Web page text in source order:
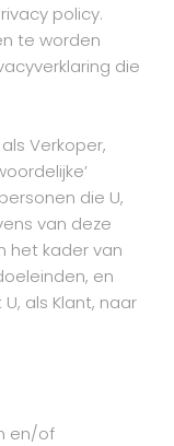
policy.
te worden
die
Verkoper,
die U,
van deze
het kader van
en
als Klant, naar
en/of